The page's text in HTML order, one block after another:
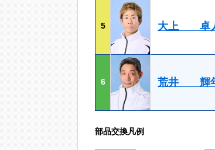
5 大上 卓
6 荒井 輝
部品交換凡例